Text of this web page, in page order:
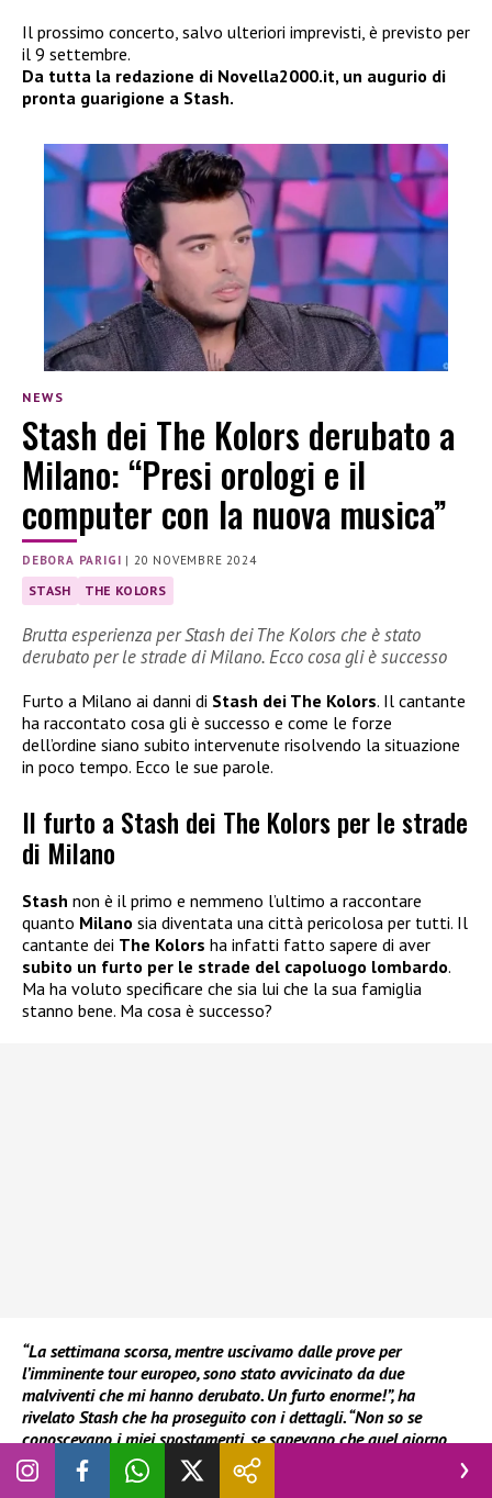
Il prossimo concerto, salvo ulteriori imprevisti, è previsto per
il 9 settembre.
Da tutta la redazione di Novella2000.it, un augurio di
pronta guarigione a Stash.
NEWS
Stash dei The Kolors derubato a
Milano: “Presi orologi e il
computer con la nuova musica”
DEBORA PARIGI | 20 NOVEMBRE 2024
STASH THE KOLORS
Brutta esperienza per Stash dei The Kolors che è stato
derubato per le strade di Milano. Ecco cosa gli è successo
Furto a Milano ai danni di Stash dei The Kolors. Il cantante
ha raccontato cosa gli è successo e come le forze
dell’ordine siano subito intervenute risolvendo la situazione
in poco tempo. Ecco le sue parole.
Il furto a Stash dei The Kolors per le strade
di Milano
Stash non è il primo e nemmeno l’ultimo a raccontare
quanto Milano sia diventata una città pericolosa per tutti. Il
cantante dei The Kolors ha infatti fatto sapere di aver
subito un furto per le strade del capoluogo lombardo.
Ma ha voluto specificare che sia lui che la sua famiglia
stanno bene. Ma cosa è successo?
“La settimana scorsa, mentre uscivamo dalle prove per
l’imminente tour europeo, sono stato avvicinato da due
malviventi che mi hanno derubato. Un furto enorme!”, ha
rivelato Stash che ha proseguito con i dettagli. “Non so se
conoscevano i miei spostamenti, se sapevano che quel giorno
avrei dovuto portare in banca tutti i miei orologi, ma non
riuscivo a credere che in qualche secondo mi stavano rubando